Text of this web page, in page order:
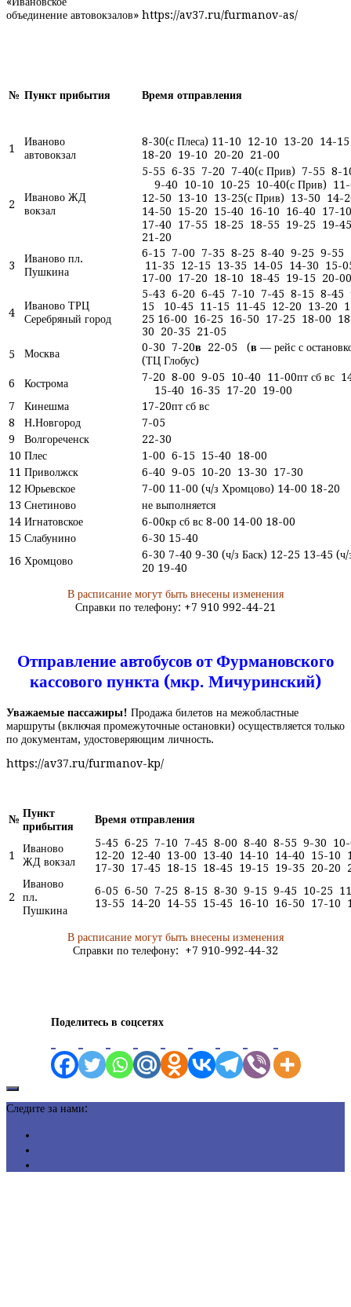
объединение автовокзалов» https://av37.ru/furmanov-as/
№ Пункт прибытия Время отправления
1
Иваново
автовокзал
8-30(с Плеса) 11-10 12-10 13-20 14-15
18-20 19-10 20-20 21-00
2
Иваново ЖД
вокзал
5-55 6-35 7-20 7-40(с Прив) 7-55 8-
9-40 10-10 10-25 10-40(с Прив)
12-50 13-10 13-25(с Прив) 13-50 14-
14-50 15-20 15-40 16-10 16-40 17-
17-40 17-55 18-25 18-55 19-25 19-
21-20
3
Иваново пл.
Пушкина
6-15 7-00 7-35 8-25 8-40 9-25 9-
11-35 12-15 13-35 14-05 14-30 15-
17-00 17-20 18-10 18-45 19-15 20-00
4
Иваново ТРЦ
Серебряный город
5-43 6-20 6-45 7-10 7-45 8-15 8-45
15 10-45 11-15 11-45 12-20 13-20
25 16-00 16-25 16-50 17-25 18-00
30 20-35 21-05
5
Москва 0-30 7-20в 22-05 (в — рейс с
(ТЦ Глобус)
6
Кострома
7-20 8-00 9-05 10-40 11-00пт сб вс
15-40 16-35 17-20 19-00
7
Кинешма
17-20пт сб вс
8
Н.Новгород
7-05
9
Волгореченск
22-30
10 Плес
1-00 6-15 15-40 18-00
11 Приволжск
6-40 9-05 10-20 13-30 17-30
12 Юрьевское
7-00 11-00 (ч/з Хромцово) 14-00 18-20
13 Снетиново
не выполняется
14 Игнатовское
6-00кр сб вс 8-00 14-00 18-00
15 Слабунино
6-30 15-40
16 Хромцово
6-30 7-40 9-30 (ч/з Баск) 12-25 13-45 (ч/
20 19-40
В расписание могут быть внесены изменения
Справки по телефону: +7 910 992-44-21
Отправление автобусов от Фурмановского
кассового пункта (мкр. Мичуринский)
Уважаемые пассажиры! Продажа билетов на межобластные
маршруты (включая промежуточные остановки) осуществляется только
по документам, удостоверяющим личность.
https://av37.ru/furmanov-kp/
№ Пункт
прибытия
Время отправления
1
Иваново
ЖД вокзал
5-45 6-25 7-10 7-45 8-00 8-40 8-55 9-30
12-20 12-40 13-00 13-40 14-10 14-40 15-10
17-30 17-45 18-15 18-45 19-15 19-35 20-20
2
Иваново
пл.
Пушкина
6-05 6-50 7-25 8-15 8-30 9-15 9-45 10-25
13-55 14-20 14-55 15-45 16-10 16-50 17-10
В расписание могут быть внесены изменения
Справки по телефону: +7 910-992-44-32
Поделитесь в соцсетях
Следите за нами: